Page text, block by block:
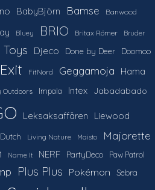
BabyBjörn Bamse Banwood
Bluey BRIO Britax Römer Bruder
Toys Djeco Done by Deer Doomoo
Exit FitNord Geggamoja Hama
Outdoors Impala Intex Jabadabado
Leksaksaffären Liewood
Living Nature Maisto
Majorette
Name It NERF PartyDeco Paw Patrol
Plus Plus Pokémon Sebra